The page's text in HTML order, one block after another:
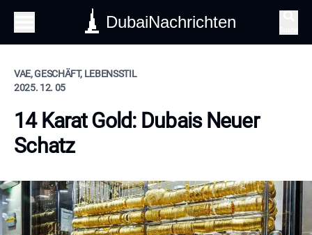
DubaiNachrichten
VAE, GESCHÄFT, LEBENSSTIL
2025. 12. 05
14 Karat Gold: Dubais Neuer
Schatz